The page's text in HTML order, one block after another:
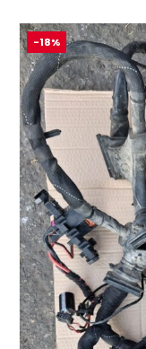
-18%